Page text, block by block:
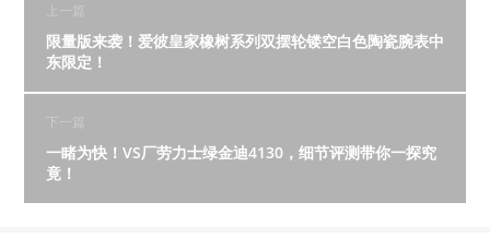
上一篇
限量版来袭！爱彼皇家橡树系列双摆轮镂空白色陶瓷腕表中
东限定！
下一篇
一睹为快！VS厂劳力士绿金迪4130，细节评测带你一探究
竟！